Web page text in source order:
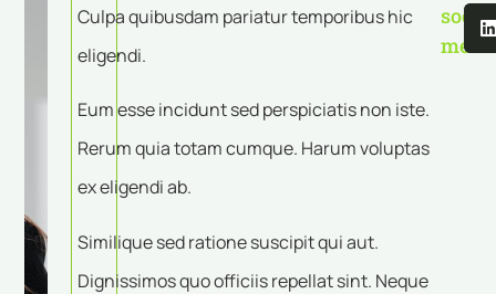
Culpa quibusdam pariatur temporibus hic
eligendi.
Eum esse incidunt sed perspiciatis non iste.
Rerum quia totam cumque. Harum voluptas
ex eligendi ab.
Similique sed ratione suscipit qui aut.
Dignissimos quo officiis repellat sint. Neque
social